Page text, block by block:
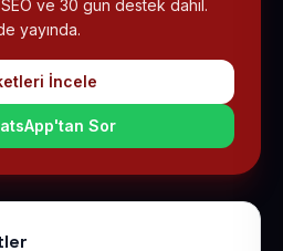
ve 30 gün destek dahil.
yayında.
İncele
Sor